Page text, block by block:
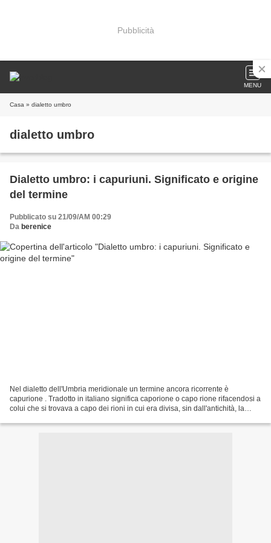
Pubblicità
MENU
Casa » dialetto umbro
dialetto umbro
Dialetto umbro: i capuriuni. Significato e origine
del termine
Pubblicato su 21/09/AM 00:29
Da berenice
Nel dialetto dell'Umbria meridionale un termine ancora ricorrente è
capurione . Tradotto in italiano significa caporione o capo rione rifacendosi a
colui che si trovava a capo dei rioni in cui era divisa, sin dall'antichità, la